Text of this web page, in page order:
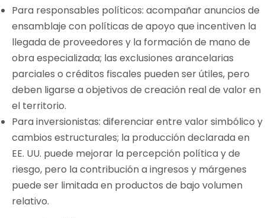
Para responsables políticos: acompañar anuncios de
ensamblaje con políticas de apoyo que incentiven la
llegada de proveedores y la formación de mano de
obra especializada; las exclusiones arancelarias
parciales o créditos fiscales pueden ser útiles, pero
deben ligarse a objetivos de creación real de valor en
el territorio.
Para inversionistas: diferenciar entre valor simbólico y
cambios estructurales; la producción declarada en
EE. UU. puede mejorar la percepción política y de
riesgo, pero la contribución a ingresos y márgenes
puede ser limitada en productos de bajo volumen
relativo.